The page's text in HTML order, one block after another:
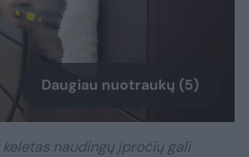
Daugiau nuotraukų (5)
keletas naudingų įpročių gali